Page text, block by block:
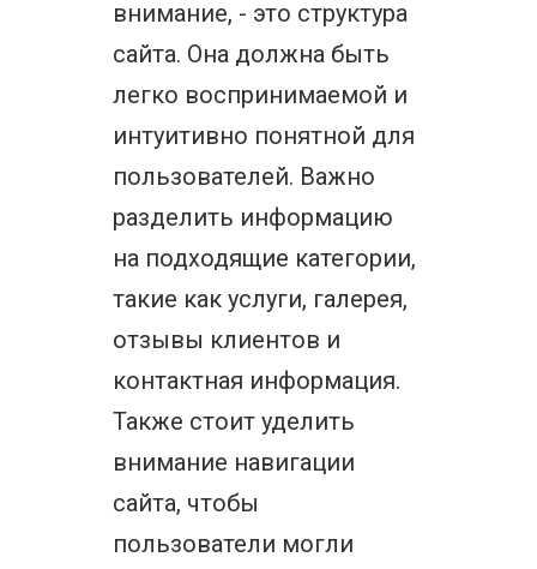
внимание, - это структура
сайта. Она должна быть
легко воспринимаемой и
интуитивно понятной для
пользователей. Важно
разделить информацию
на подходящие категории,
такие как услуги, галерея,
отзывы клиентов и
контактная информация.
Также стоит уделить
внимание навигации
сайта, чтобы
пользователи могли